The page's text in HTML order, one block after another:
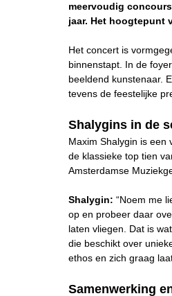
meervoudig
jaar. Het hoogtepunt
Het concert is
binnenstapt. In de
beeldend kunstenaar.
tevens de feestelijke
Shalygins in de
Maxim Shalygin is een
de klassieke top tien
Amsterdamse
Shalygin: “Noem me
op en probeer daar
laten vliegen. Dat is
die beschikt over
ethos en zich graag
Samenwerking